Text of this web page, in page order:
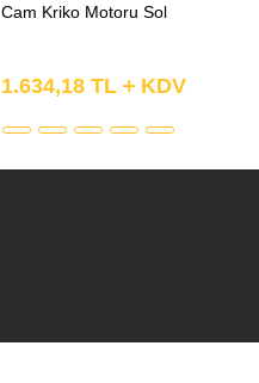
Cam Kriko Motoru Sol
1.634,18TL KDV